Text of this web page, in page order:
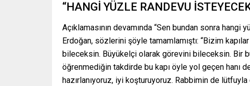
“HANGİ YÜZLE RANDEVU
Açıklamasının devamında “Sen bundan sonra
Erdoğan, sözlerini şöyle tamamlamıştı: “Bizim
bileceksin. Büyükelçi olarak görevini bileceksin. Bir
öğrenmediğin takdirde bu kapı öyle yol geçen hanı
hazırlanıyoruz, iyi koşturuyoruz. Rabbimin de